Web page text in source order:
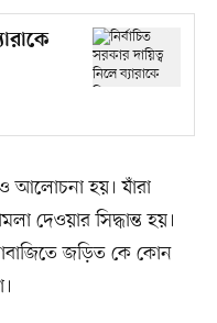
আলোচনা হয়। যাঁরা
দেওয়ার সিদ্ধান্ত হয়।
জড়িত কে কোন